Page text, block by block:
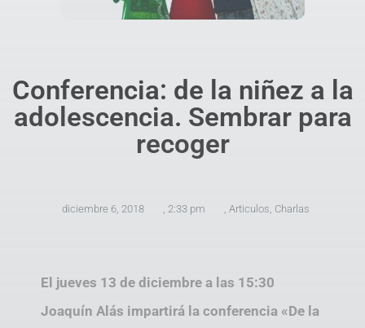
Conferencia: de la niñez a la
adolescencia. Sembrar para
recoger
diciembre 6, 2018 , 2:33 pm , Articulos, Charlas
El jueves 13 de diciembre a las 15:30
Joaquín Alás impartirá la conferencia «De la